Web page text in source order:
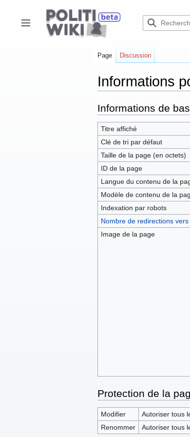
contenu
Afficher / masquer la barre latérale
Page Discussion
Informations
Informations de
Titre affiché
Clé de tri par défaut
Taille de la page (en octets)
ID de la page
Langue du contenu de la
Modèle de contenu de la
Indexation par robots
Nombre de redirections
Image de la page
Protection de la
Modifier
Autoriser tous
Renommer
Autoriser tous